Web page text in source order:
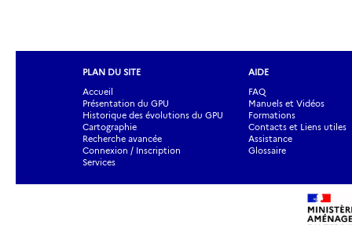
PLAN DU SITE
Accueil
Présentation du GPU
Historique des évolutions du GPU
Cartographie
Recherche avancée
Connexion / Inscription
Services
AIDE
FAQ
Manuels et Vidéos
Formations
Contacts et Liens utiles
Assistance
Glossaire